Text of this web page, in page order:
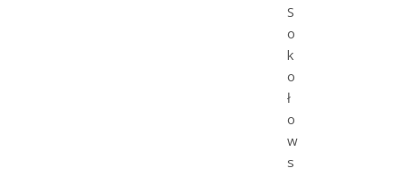
S
o
k
o
ł
o
w
s